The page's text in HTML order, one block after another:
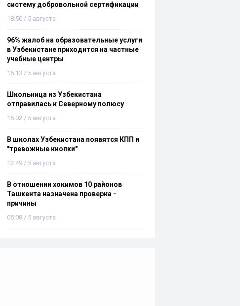
систему добровольной сертификации
18:50 / 5 августа
96% жалоб на образовательные услуги
в Узбекистане приходится на частные
учебные центры
15:13 / 5 августа
Школьница из Узбекистана
отправилась к Северному полюсу
15:02 / 5 августа
В школах Узбекистана появятся КПП и
"тревожные кнопки"
12:49 / 5 августа
В отношении хокимов 10 районов
Ташкента назначена проверка -
причины
05:08 / 5 августа